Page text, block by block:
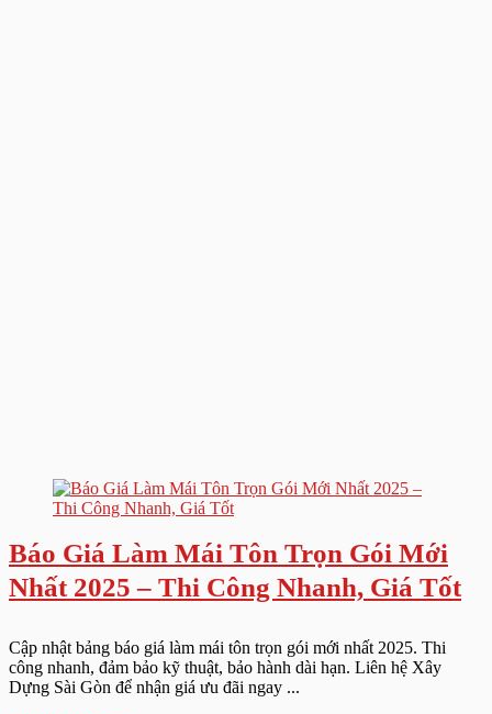
Báo Giá Làm Mái Tôn Trọn Gói Mới
Nhất 2025 – Thi Công Nhanh, Giá Tốt
Cập nhật bảng báo giá làm mái tôn trọn gói mới nhất 2025. Thi
công nhanh, đảm bảo kỹ thuật, bảo hành dài hạn. Liên hệ Xây
Dựng Sài Gòn để nhận giá ưu đãi ngay ...